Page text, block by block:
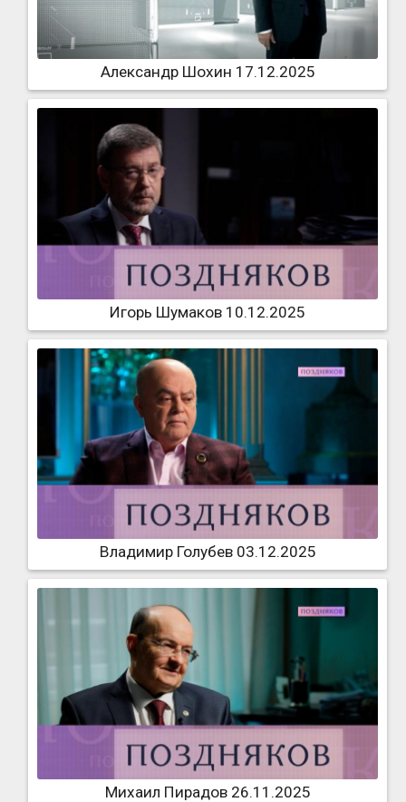
Александр Шохин 17.12.2025
Игорь Шумаков 10.12.2025
Владимир Голубев 03.12.2025
Михаил Пирадов 26.11.2025